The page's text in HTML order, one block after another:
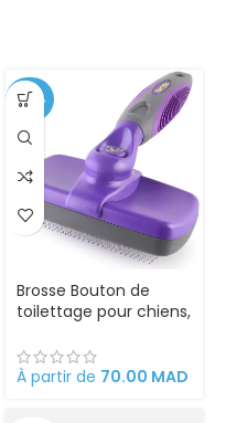
-42%
Brosse Bouton de
toilettage pour chiens,
chevaux, 18 x 12 x 7 cm
rétractable, facile à
À partir de 70.00 MAD